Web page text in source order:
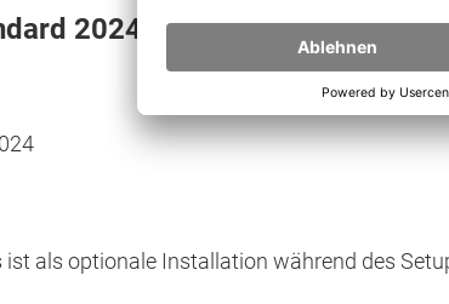
2024 enthält:
als optionale Installation während des